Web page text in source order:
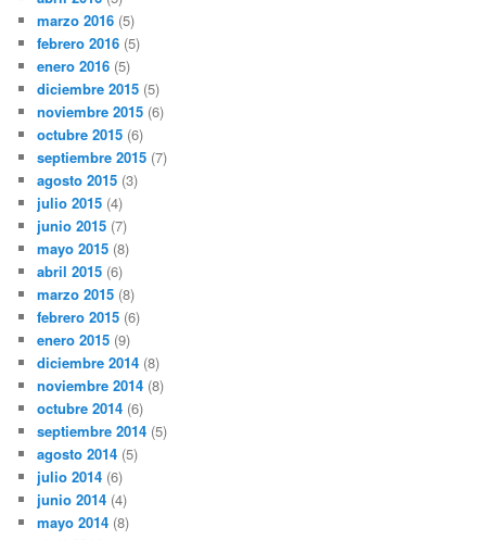
marzo 2016 (5)
febrero 2016 (5)
enero 2016 (5)
diciembre 2015 (5)
noviembre 2015 (6)
octubre 2015 (6)
septiembre 2015 (7)
agosto 2015 (3)
julio 2015 (4)
junio 2015 (7)
mayo 2015 (8)
abril 2015 (6)
marzo 2015 (8)
febrero 2015 (6)
enero 2015 (9)
diciembre 2014 (8)
noviembre 2014 (8)
octubre 2014 (6)
septiembre 2014 (5)
agosto 2014 (5)
julio 2014 (6)
junio 2014 (4)
mayo 2014 (8)